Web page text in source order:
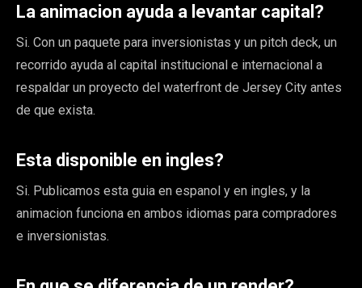
La animacion ayuda a levantar capital?
Si. Con un paquete para inversionistas y un pitch deck, un
recorrido ayuda al capital institucional e internacional a
respaldar un proyecto del waterfront de Jersey City antes
de que exista.
Esta disponible en ingles?
Si. Publicamos esta guia en espanol y en ingles, y la
animacion funciona en ambos idiomas para compradores
e inversionistas.